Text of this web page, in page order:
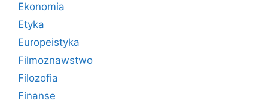
Ekonomia
Etyka
Europeistyka
Filmoznawstwo
Filozofia
Finanse